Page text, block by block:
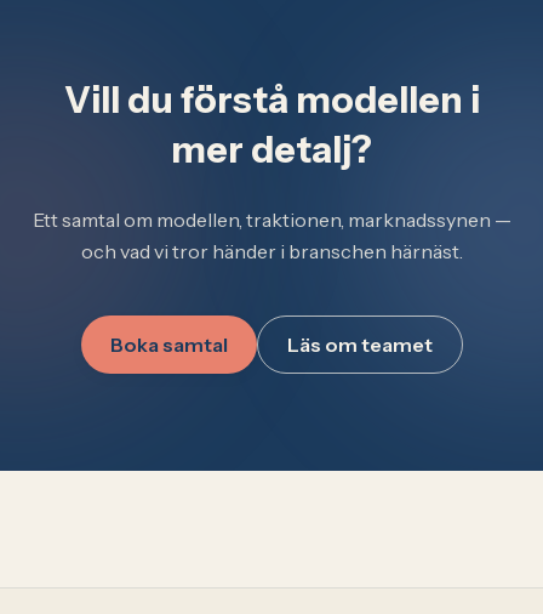
Vill du förstå modellen i
mer detalj?
Ett samtal om modellen, traktionen, marknadssynen —
och vad vi tror händer i branschen härnäst.
Boka samtal Läs om teamet